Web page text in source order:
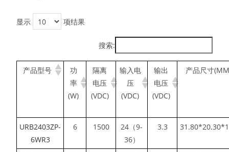
显示 项结果
搜索:
产品型号
功
率
(W)
隔离
电压
(VDC)
输入电
压
(VDC)
输出
电压
(VDC)
产品尺寸
URB2403ZP-
6WR3
6 1500
24（9-
36）
3.3